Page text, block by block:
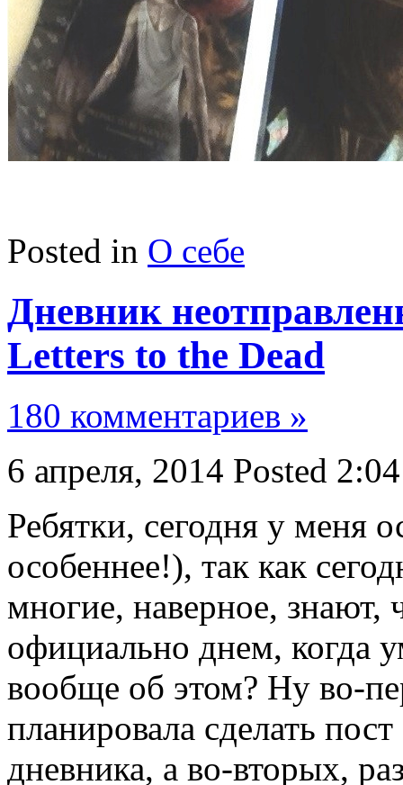
Posted in О себе
Дневник
Letters to the Dead
180 комментариев »
6 апреля, 2014 Posted
Ребятки, сегодня у меня
особеннее!), так как
многие, наверное, знают,
официально днем, когда
вообще об этом? Ну во-
планировала сделать
дневника, а во-вторых,